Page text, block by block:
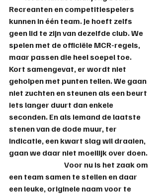
Recreanten en competitiespelers
kunnen in één team. Je hoeft zelfs
geen lid te zijn van dezelfde club. We
spelen met de officiële MCR-regels,
maar passen die heel soepel toe.
Kort samengevat, er wordt niet
geholpen met punten tellen. We gaan
niet zuchten en steunen als een beurt
iets langer duurt dan enkele
seconden. En als iemand de laatste
stenen van de dode muur, ter
indicatie, een kwart slag wil draaien,
gaan we daar niet moeilijk over doen.
                                     Voor nu is het zaak om
een team samen te stellen en daar
een leuke, originele naam voor te